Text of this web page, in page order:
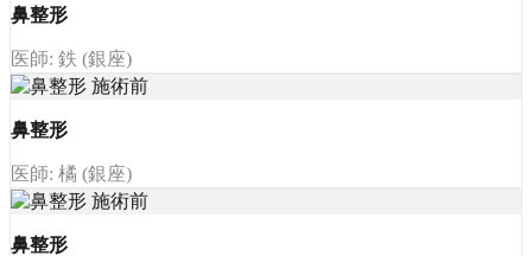
鼻整形
医師: 鉄 (銀座)
鼻整形
医師: 橘 (銀座)
鼻整形